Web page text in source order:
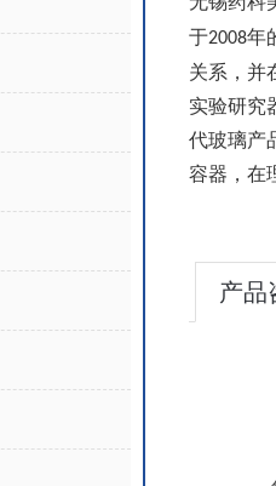
于2008年
关系，并
实验研究
代玻璃产
容器，在
产品